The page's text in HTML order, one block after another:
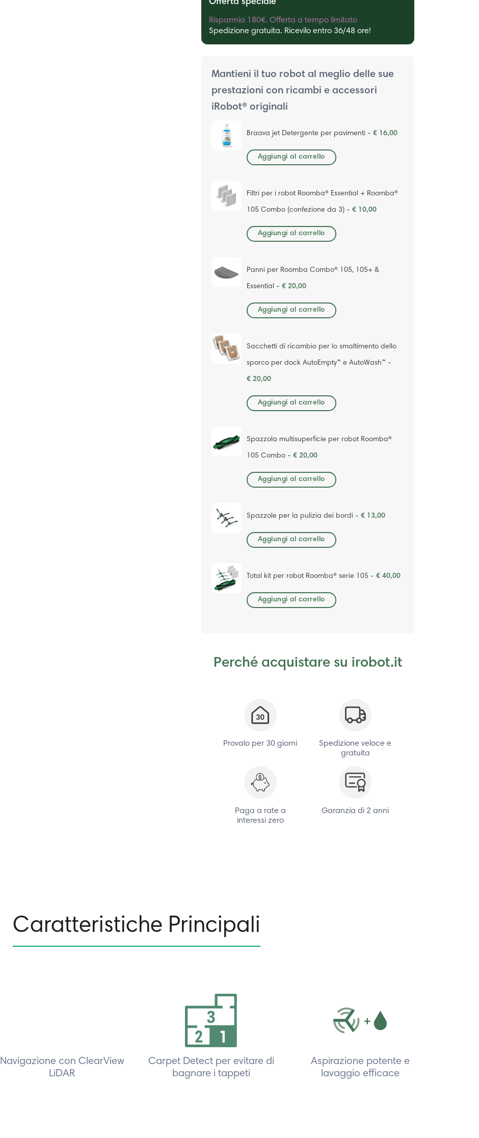
Offerta speciale
Risparmia 180€. Offerta a tempo limitato
Spedizione gratuita. Ricevilo entro 36/48 ore!
Mantieni il tuo robot al meglio delle sue
prestazioni con ricambi e accessori
iRobot® originali
Braava jet Detergente per pavimenti - € 16,00
Aggiungi al carrello
Filtri per i robot Roomba® Essential + Roomba®
105 Combo (confezione da 3) - € 10,00
Aggiungi al carrello
Panni per Roomba Combo® 105, 105+ &
Essential - € 20,00
Aggiungi al carrello
Sacchetti di ricambio per lo smaltimento dello
sporco per dock AutoEmpty™ e AutoWash™ -
€ 20,00
Aggiungi al carrello
Spazzola multisuperficie per robot Roomba®
105 Combo - € 20,00
Aggiungi al carrello
Spazzole per la pulizia dei bordi - € 13,00
Aggiungi al carrello
Total kit per robot Roomba® serie 105 - € 40,00
Aggiungi al carrello
Perché acquistare su irobot.it
Provalo per 30 giorni
Spedizione veloce e
gratuita
Paga a rate a
interessi zero
Garanzia di 2 anni
Caratteristiche Principali
Navigazione con ClearView
LiDAR
Carpet Detect per evitare di
bagnare i tappeti
Aspirazione potente e
lavaggio efficace